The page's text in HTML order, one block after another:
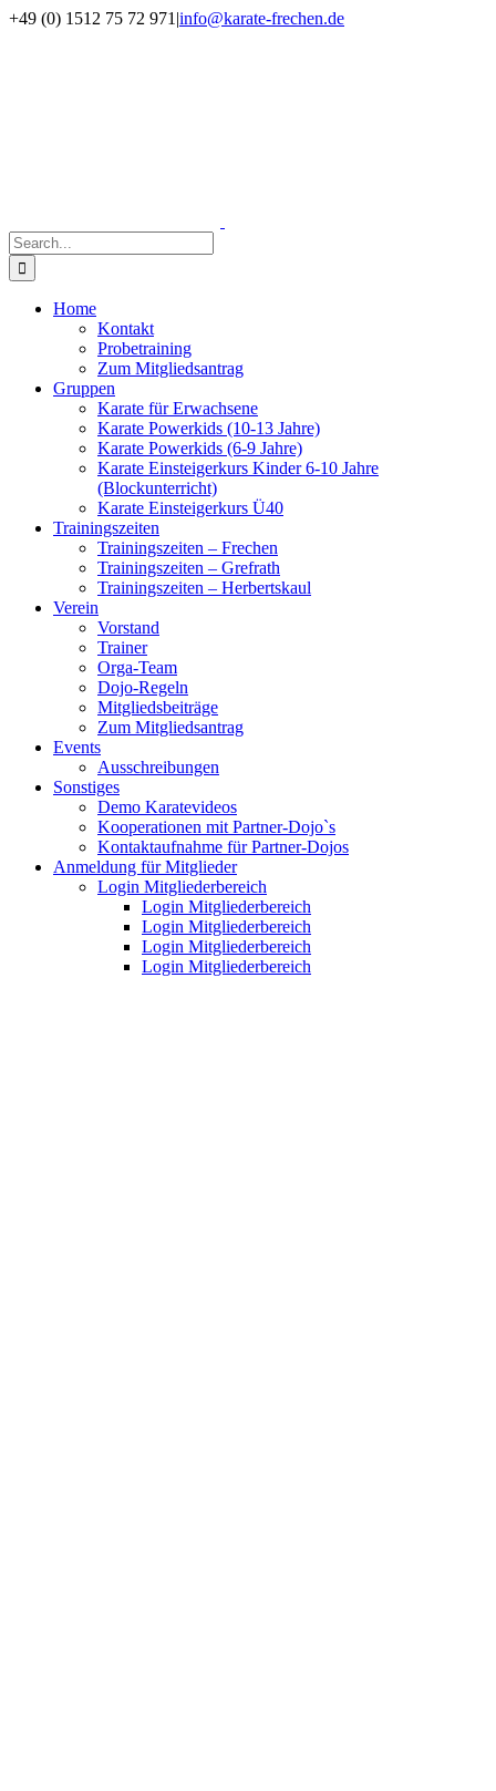
Skip
Facebook
Instagram
+49 (0) 1512 75 72 971 |info@karate-frechen.de
Search
for:
Home
Kontakt
Probetraining
Zum Mitgliedsantrag
Gruppen
Karate für Erwachsene
Karate Powerkids (10-13 Jahre)
Karate Powerkids (6-9 Jahre)
Karate Einsteigerkurs Kinder 6-10 Jahre
(Blockunterricht)
Karate Einsteigerkurs Ü40
Trainingszeiten
Trainingszeiten – Frechen
Trainingszeiten – Grefrath
Trainingszeiten – Herbertskaul
Verein
Vorstand
Trainer
Orga-Team
Dojo-Regeln
Mitgliedsbeiträge
Zum Mitgliedsantrag
Events
Ausschreibungen
Sonstiges
Demo Karatevideos
Kooperationen mit Partner-Dojo`s
Kontaktaufnahme für Partner-Dojos
Anmeldung für Mitglieder
Login Mitgliederbereich
Login Mitgliederbereich
Login Mitgliederbereich
Login Mitgliederbereich
Login Mitgliederbereich